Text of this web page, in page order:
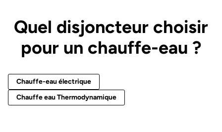
Quel disjoncteur choisir
pour un chauffe-eau ?
Chauffe-eau électrique
Chauffe eau Thermodynamique